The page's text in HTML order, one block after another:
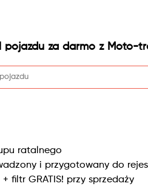
pojazdu za darmo z Moto-
ratalnego
i przygotowany do
filtr GRATIS! przy sprzedaży